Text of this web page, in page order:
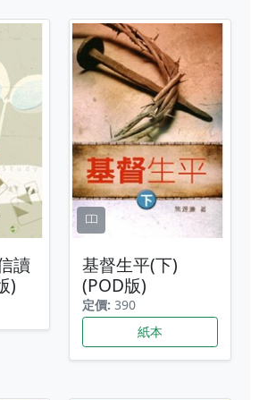
讀
)
基督生平(下)
(POD版)
定價: 390
紙本